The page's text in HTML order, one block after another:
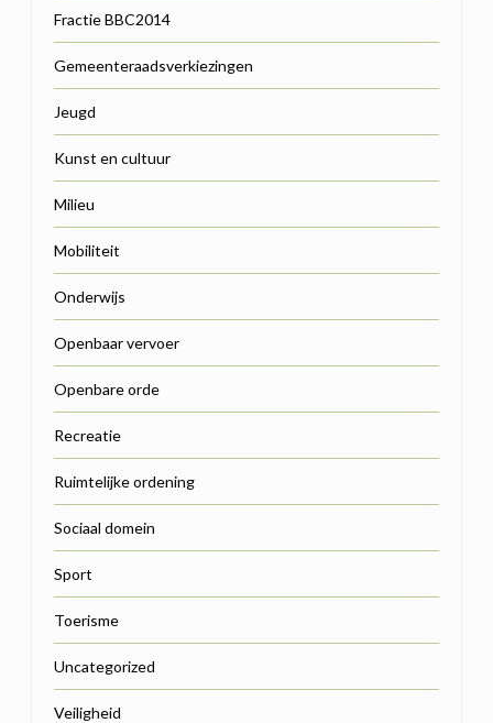
Fractie BBC2014
Gemeenteraadsverkiezingen
Jeugd
Kunst en cultuur
Milieu
Mobiliteit
Onderwijs
Openbaar vervoer
Openbare orde
Recreatie
Ruimtelijke ordening
Sociaal domein
Sport
Toerisme
Uncategorized
Veiligheid